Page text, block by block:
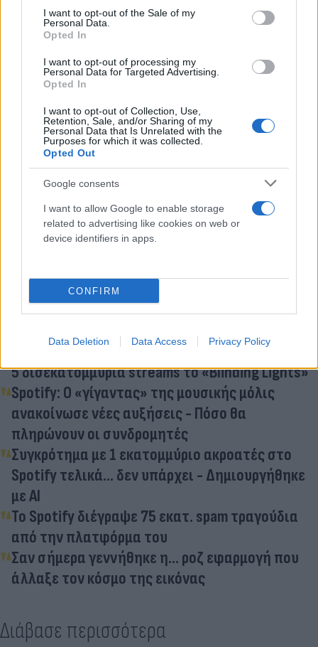
consent section.
I want to opt-out of the Sale of my
Personal Data.
Opted In
I want to opt-out of processing my
Personal Data for Targeted Advertising.
Opted In
I want to opt-out of Collection, Use,
Retention, Sale, and/or Sharing of my
Personal Data that Is Unrelated with the
Purposes for which it was collected.
Opted Out
Google consents
I want to allow Google to enable storage
related to advertising like cookies on web or
device identifiers in apps.
CONFIRM
Data Deletion Data Access Privacy Policy
Flash.grστην αναζήτηση τηςGoogle
Διάβασε σχετικά
Ο The Weeknd γράφει ιστορία στο Spotify - Στα
5 δισεκατομμύρια streams το «Blinding Lights»
Spotify: Ο «γίγαντας» της μουσικής μόλις
ανακοίνωσε νέες αυξήσεις - Πόσο θα
πληρώνουν οι συνδρομητές
Συγκρότημα με 1 εκατομμύριο ακροατές στο
Spotify τελικά... δεν υπάρχει - Δημιουργήθηκε
με AI
Το Spotify διέγραψε 75 εκατ. spam τραγούδια
από την πλατφόρμα του
Σαν σήμερα γεννήθηκε η... ροζ εφαρμογή που
άλλαξε τον κόσμο της εικόνας
Διάβασε περισσότερα